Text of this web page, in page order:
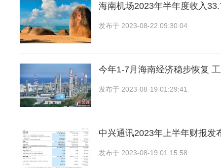
海南机场2023年半年度收入
发布于 2023-08-22 09:30:04
今年1-7月海南经济稳步恢复
发布于 2023-08-19 01:29:41
中兴通讯2023年上半年财报发
发布于 2023-08-19 01:15:58